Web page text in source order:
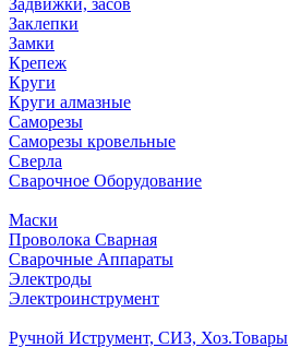
Заклепки
Замки
Крепеж
Круги
Круги алмазные
Саморезы
Саморезы кровельные
Сверла
Сварочное Оборудование
Маски
Проволока Сварная
Сварочные Аппараты
Электроды
Электроинструмент
Ручной Иструмент, СИЗ, Хоз.Товары